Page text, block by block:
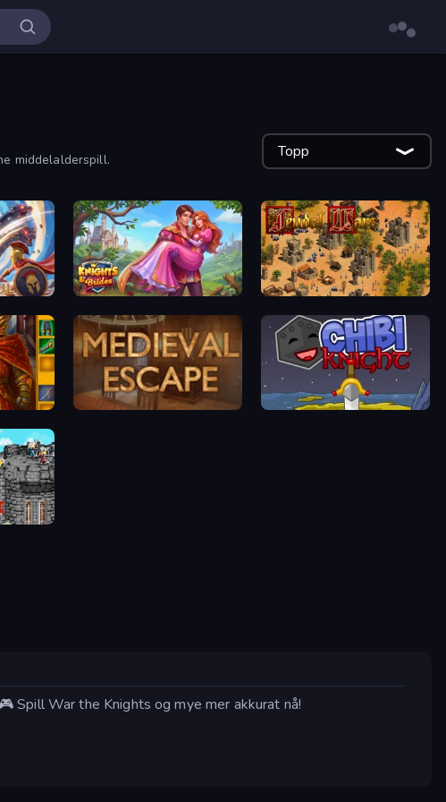
middelalderspill. Topp
Knights & Brides Feudal Wars
Medieval Escape Chibi Knight
Defenders of the Realm: An Epic War
Spill War the Knights og mye mer akkurat nå!